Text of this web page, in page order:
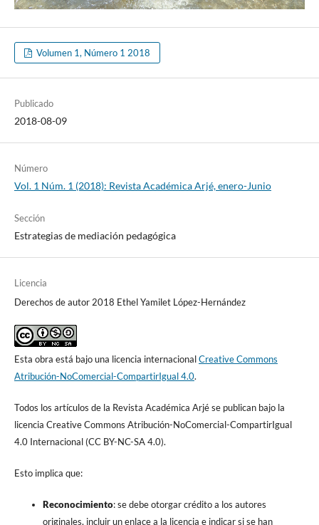
Volumen 1, Número 1 2018
Publicado
2018-08-09
Número
Vol. 1 Núm. 1 (2018): Revista Académica Arjé, enero-Junio
Sección
Estrategias de mediación pedagógica
Licencia
Derechos de autor 2018 Ethel Yamilet López-Hernández
Esta obra está bajo una licencia internacionalCreative Commons
Atribución-NoComercial-CompartirIgual 4.0.
Todos los artículos de la Revista Académica Arjé se publican bajo la
licencia Creative Commons Atribución-NoComercial-CompartirIgual
4.0 Internacional (CC BY-NC-SA 4.0).
Esto implica que:
Reconocimiento: se debe otorgar crédito a los autores
originales, incluir un enlace a la licencia e indicar si se han